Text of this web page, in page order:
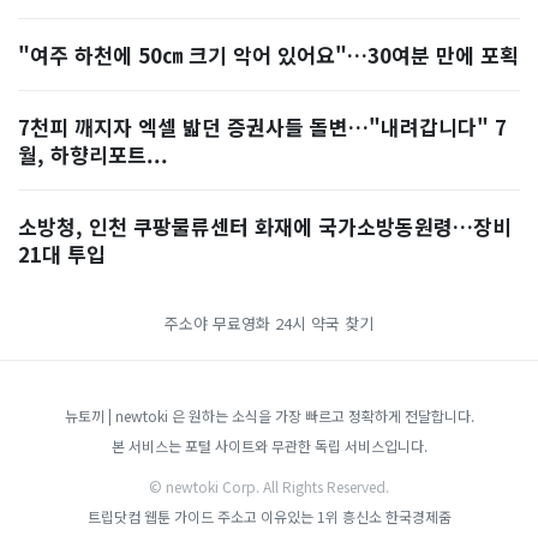
"여주 하천에 50㎝ 크기 악어 있어요"…30여분 만에 포획
7천피 깨지자 엑셀 밟던 증권사들 돌변…"내려갑니다" 7
월, 하향리포트...
소방청, 인천 쿠팡물류센터 화재에 국가소방동원령…장비
21대 투입
주소야 무료영화 24시 약국 찾기
뉴토끼 | newtoki 은 원하는 소식을 가장 빠르고 정확하게 전달합니다.
본 서비스는 포털 사이트와 무관한 독립 서비스입니다.
© newtoki Corp. All Rights Reserved.
트립닷컴웹툰 가이드 주소고 이유있는 1위 흥신소 한국경제줌